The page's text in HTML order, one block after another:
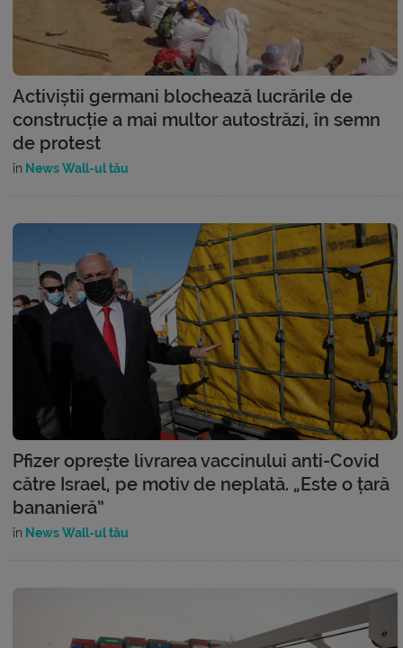
Activiștii germani blochează lucrările de
construcție a mai multor autostrăzi, în semn
de protest
în News Wall-ul tău
Pfizer oprește livrarea vaccinului anti-Covid
către Israel, pe motiv de neplată. „Este o țară
bananieră”
în News Wall-ul tău